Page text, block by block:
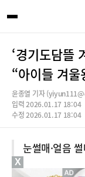
‘경기도담뜰
“아이들 겨
윤종열 기자
입력 2026.01.17 18:04
수정 2026.01.17 18:04
눈썰매·얼음
X